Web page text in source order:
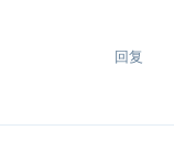
回复